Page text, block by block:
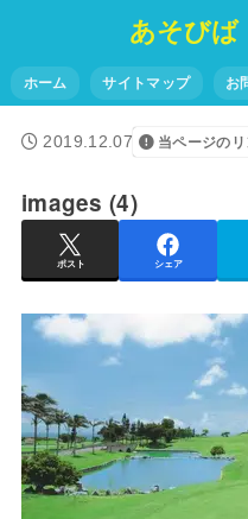
あそびば
ホーム サイトマップ お
2019.12.07 当ページの
images (4)
ポスト シェア